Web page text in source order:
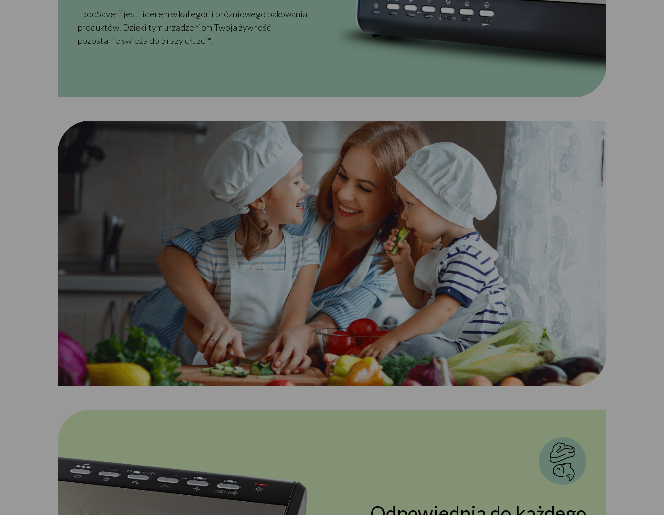
FoodSaver® jest liderem w kategorii próżniowego pakowania
produktów. Dzięki tym urządzeniom Twoja żywność
pozostanie świeża do 5 razy dłużej*.